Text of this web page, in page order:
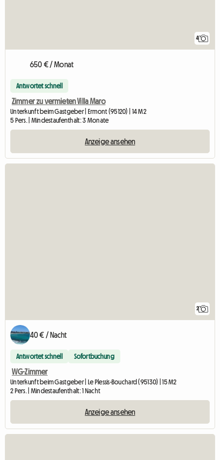
4
650 € / Monat
Antwortet schnell
Zimmer zu vermieten Villa Maro
Unterkunft beim Gastgeber | Ermont (95120) | 14 M2
5 Pers. | Mindestaufenthalt: 3 Monate
Anzeige ansehen
2
40 € / Nacht
Antwortet schnell Sofortbuchung
WG-Zimmer
Unterkunft beim Gastgeber | Le Plessis-Bouchard (95130) | 15 M2
2 Pers. | Mindestaufenthalt: 1 Nacht
Anzeige ansehen